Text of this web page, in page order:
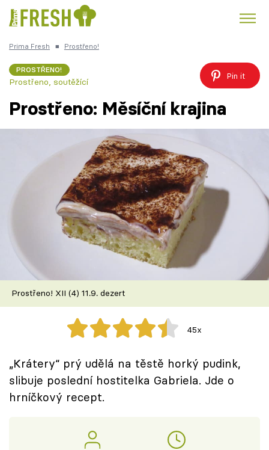
Česká kuchyně
Témata
Recepty
TV Program
Škola vaření
Recepty z TV
Speciál: Cuketa
Těhotnej kuchař
Sledujte prima+
Prima Fresh ■ Prostřeno!
PROSTŘENO!
Prostřeno, soutěžící
Pin it
Prostřeno: Měsíční krajina
Prostřeno! XII (4) 11.9. dezert
45x
„Krátery“ prý udělá na těstě horký pudink,
slibuje poslední hostitelka Gabriela. Jde o
hrníčkový recept.